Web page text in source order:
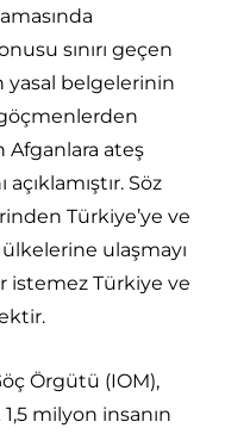
sınırı geçen
belgelerinin
Afganlara ateş
açıklamıştır. Söz
Türkiye’ye ve
ulaşmayı
Türkiye ve
Örgütü (IOM),
1,5 milyon insanın